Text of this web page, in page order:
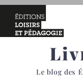
Le blog des